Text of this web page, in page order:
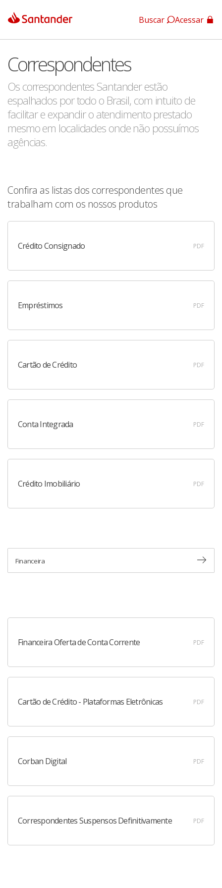
App Santander
App Santander Empresas
Buscar Acessar
Correspondentes
Os correspondentes Santander estão
espalhados por todo o Brasil, com intuito de
facilitar e expandir o atendimento prestado
mesmo em localidades onde não possuímos
agências.
Confira as listas dos correspondentes que
trabalham com os nossos produtos
Crédito Consignado PDF
Empréstimos PDF
Cartão de Crédito PDF
Conta Integrada PDF
Crédito Imobiliário PDF
Financeira
Financeira Oferta de Conta Corrente PDF
Cartão de Crédito - Plataformas Eletrônicas PDF
Corban Digital PDF
Correspondentes Suspensos Definitivamente PDF